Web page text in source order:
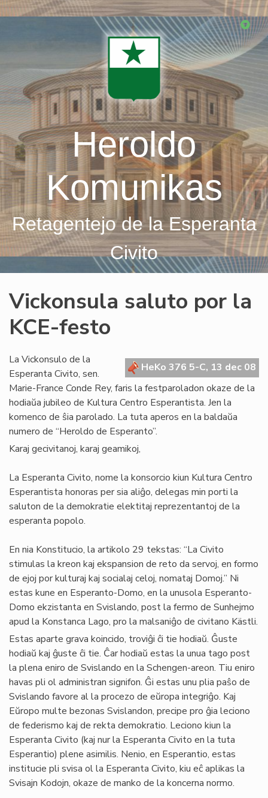
Skip
Heroldo
Komunikas
Retagentejo de la Esperanta
Civito
Vickonsula saluto por la
KCE-festo
HeKo 376 5-C, 13 dec 08
La Vickonsulo de la
Esperanta Civito, sen.
Marie-France Conde Rey, faris la festparoladon okaze de la
hodiaŭa jubileo de Kultura Centro Esperantista. Jen la
komenco de ŝia parolado. La tuta aperos en la baldaŭa
numero de “Heroldo de Esperanto”.
Karaj gecivitanoj, karaj geamikoj,
La Esperanta Civito, nome la konsorcio kiun Kultura Centro
Esperantista honoras per sia aliĝo, delegas min porti la
saluton de la demokratie elektitaj reprezentantoj de la
esperanta popolo.
En nia Konstitucio, la artikolo 29 tekstas: “La Civito
stimulas la kreon kaj ekspansion de reto da servoj, en formo
de ejoj por kulturaj kaj socialaj celoj, nomataj Domoj.” Ni
estas kune en Esperanto-Domo, en la unusola Esperanto-
Domo ekzistanta en Svislando, post la fermo de Sunhejmo
apud la Konstanca Lago, pro la malsaniĝo de civitano Kästli.
Estas aparte grava koincido, troviĝi ĉi tie hodiaŭ. Ĝuste
hodiaŭ kaj ĝuste ĉi tie. Ĉar hodiaŭ estas la unua tago post
la plena eniro de Svislando en la Schengen-areon. Tiu eniro
havas pli ol administran signifon. Ĝi estas unu plia paŝo de
Svislando favore al la procezo de eŭropa integriĝo. Kaj
Eŭropo multe bezonas Svislandon, precipe pro ĝia leciono
de federismo kaj de rekta demokratio. Leciono kiun la
Esperanta Civito (kaj nur la Esperanta Civito en la tuta
Esperantio) plene asimilis. Nenio, en Esperantio, estas
institucie pli svisa ol la Esperanta Civito, kiu eĉ aplikas la
Svisajn Kodojn, okaze de manko de la koncerna normo.